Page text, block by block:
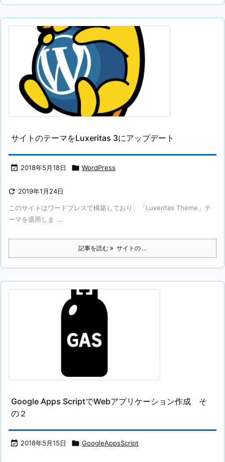
サイトのテーマをLuxeritas 3にアップデート
 2018年5月18日  WordPress
 2019年1月24日
このサイトはワードプレスで構築しており、「Luxeritas Theme」テ
ーマを適用しま ...
記事を読む サイトの ...
Google Apps ScriptでWebアプリケーション作成 そ
の２
 2018年5月15日  GoogleAppsScript